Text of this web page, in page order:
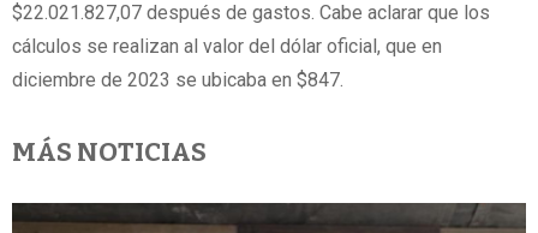
$22.021.827,07 después de gastos. Cabe aclarar que los
cálculos se realizan al valor del dólar oficial, que en
diciembre de 2023 se ubicaba en $847.
MÁS NOTICIAS